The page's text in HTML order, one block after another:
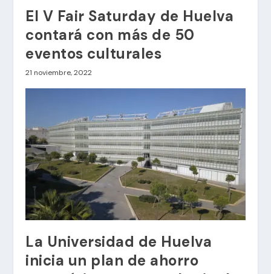
El V Fair Saturday de Huelva
contará con más de 50
eventos culturales
21 noviembre, 2022
La Universidad de Huelva
inicia un plan de ahorro